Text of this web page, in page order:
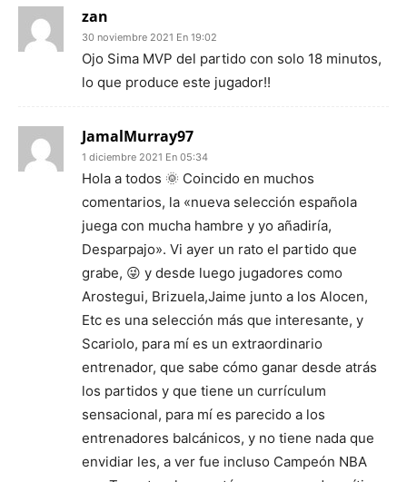
zan
30 noviembre 2021 En 19:02
Ojo Sima MVP del partido con solo 18 minutos,
lo que produce este jugador!!
JamalMurray97
1 diciembre 2021 En 05:34
Hola a todos 🌞 Coincido en muchos
comentarios, la «nueva selección española
juega con mucha hambre y yo añadiría,
Desparpajo». Vi ayer un rato el partido que
grabe, 😜 y desde luego jugadores como
Arostegui, Brizuela,Jaime junto a los Alocen,
Etc es una selección más que interesante, y
Scariolo, para mí es un extraordinario
entrenador, que sabe cómo ganar desde atrás
los partidos y que tiene un currículum
sensacional, para mí es parecido a los
entrenadores balcánicos, y no tiene nada que
envidiar les, a ver fue incluso Campeón NBA